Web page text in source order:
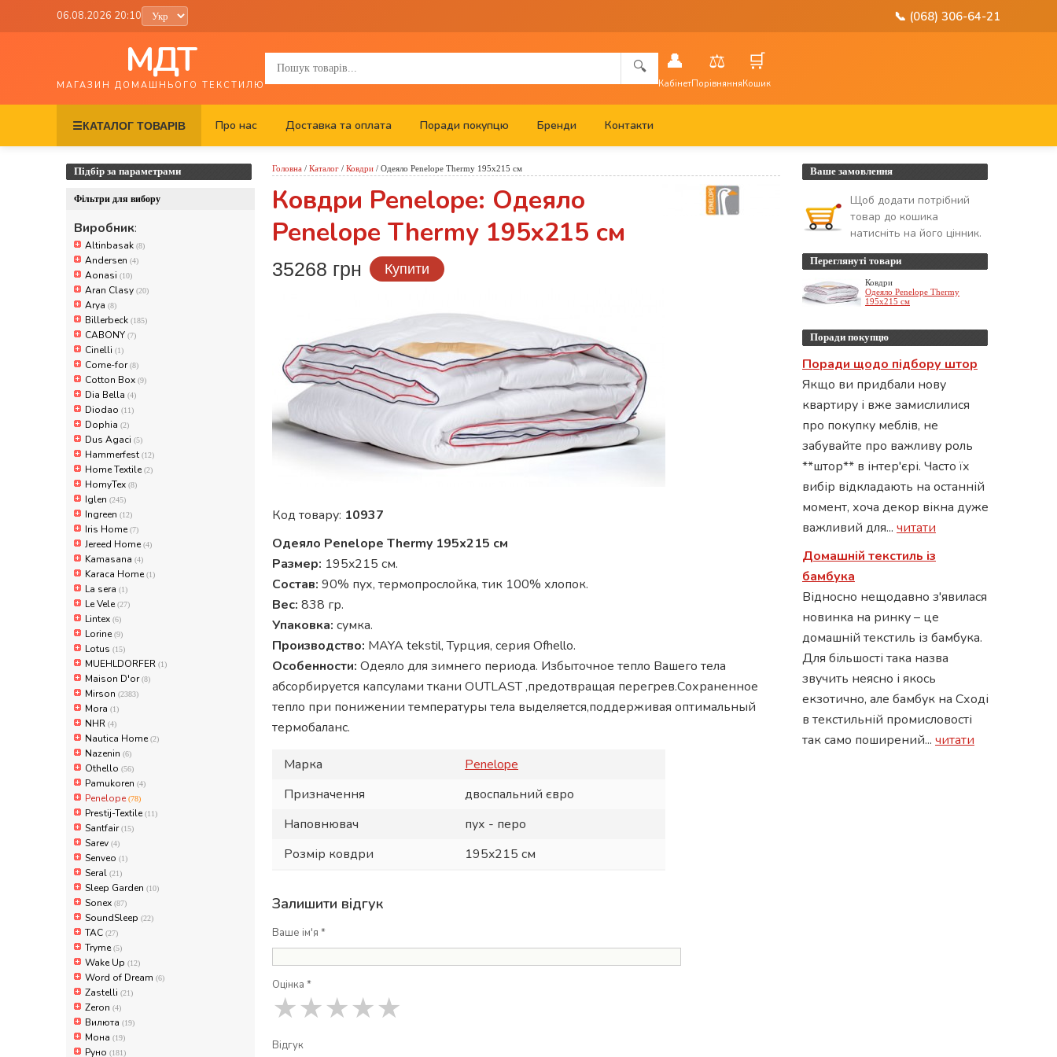
06.08.2026 20:10 📞 (068) 306-64-21
МДТ
МАГАЗИН ДОМАШНЬОГО ТЕКСТИЛЮ
🔍 👤
Кабінет
⚖️
Порівняння
🛒
Кошик
☰КАТАЛОГ ТОВАРІВ Про нас Доставка та оплата Поради покупцю Бренди Контакти
Підбір за параметрами
Фільтри для вибору
Виробник:
Altinbasak (8)
Andersen (4)
Aonasi (10)
Aran Clasy (20)
Arya (8)
Billerbeck (185)
CABONY (7)
Cinelli (1)
Come-for(8)
Cotton Box (9)
Dia Bella (4)
Diodao (11)
Dophia (2)
Dus Agaci (5)
Hammerfest (12)
Home Textile(2)
HomyTex (8)
Iglen (245)
Ingreen (12)
Iris Home(7)
Jereed Home(4)
Kamasana (4)
Karaca Home(1)
La sera (1)
Le Vele(27)
Lintex (6)
Lorine(9)
Lotus (15)
MUEHLDORFER (1)
Maison D'or(8)
Mirson (2383)
Mora (1)
NHR (4)
Nautica Home(2)
Nazenin (6)
Othello (56)
Pamukoren (4)
Penelope (78)
Prestij-Textile(11)
Santfair(15)
Sarev (4)
Senveo (1)
Seral (21)
Sleep Garden (10)
Sonex (87)
SoundSleep (22)
TAC (27)
Tryme(5)
Wake Up (12)
Word of Dream (6)
Zastelli (21)
Zeron (4)
Вилюта (19)
Мона (19)
Руно (181)
Головна / Каталог / Ковдри / Одеяло Penelope Thermy 195x215 см
Ковдри Penelope: Одеяло
Penelope Thermy 195x215 см
35268 грн Купити
Код товару: 10937
Одеяло Penelope Thermy 195x215 см
Размер: 195x215 см.
Состав: 90% пух, термопрослойка, тик 100% хлопок.
Вес: 838 гр.
Упаковка: сумка.
Производство: MAYA tekstil, Турция, серия Ofhello.
Особенности: Одеяло для зимнего периода. Избыточное тепло Вашего тела
абсорбируется капсулами ткани OUTLAST ,предотвращая перегрев.Сохраненное
тепло при понижении температуры тела выделяется,поддерживая оптимальный
термобаланс.
Марка
Penelope
Призначення
двоспальний євро
Наповнювач
пух - перо
Розмір ковдри
195x215 см
Залишити відгук
Ваше ім'я *
Оцінка *
★
★
★
★
★
Відгук
Ваше замовлення
Щоб додати потрібний
товар до кошика
натисніть на його цінник.
Переглянуті товари
Ковдри
Одеяло Penelope Thermy
195x215 см
Поради покупцю
Поради щодо підбору штор
Якщо ви придбали нову
квартиру і вже замислилися
про покупку меблів, не
забувайте про важливу роль
**штор** в інтер'єрі. Часто їх
вибір відкладають на останній
момент, хоча декор вікна дуже
важливий для... читати
Домашній текстиль із
бамбука
Відносно нещодавно з'явилася
новинка на ринку – це
домашній текстиль із бамбука.
Для більшості така назва
звучить неясно і якось
екзотично, але бамбук на Сході
в текстильній промисловості
так само поширений... читати